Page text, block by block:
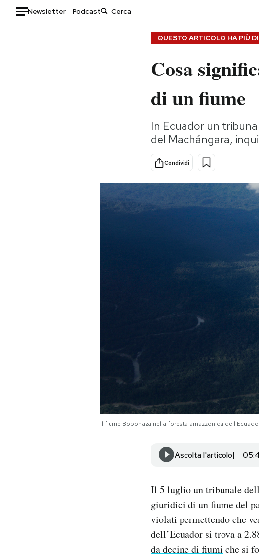
Newsletter Podcast
Storie/Idee
Ok Boomer!
Altrecose
Mondiali calcio 2026
QUESTO ARTICOLO HA PIÙ DI
Cosa
di un fiume
In Ecuador un
del Machángara,
Condividi
Il fiume Bobonaza nella foresta amazzonica
Ascolta l'articolo
Il 5 luglio un tribunale
giuridici di un fiume del
violati permettendo che
dell’Ecuador si trova a
da decine di fiumi che si